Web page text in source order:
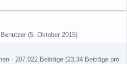
(5. Oktober 2015)
- 207.022 Beiträge (23,34 Beiträge pro